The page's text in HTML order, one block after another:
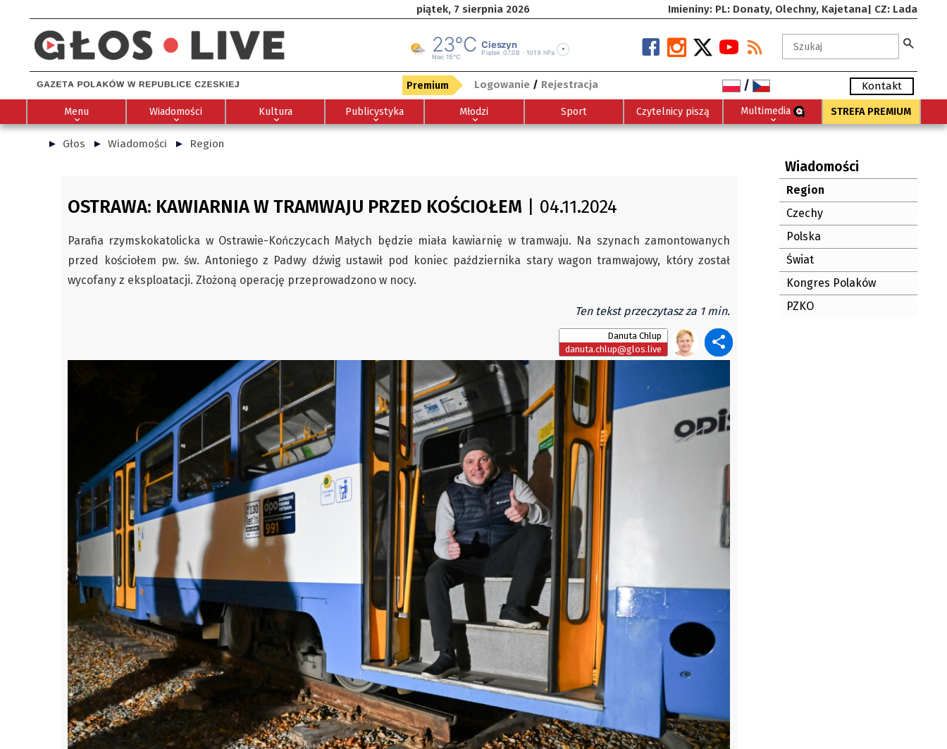
piątek, 7 sierpnia 2026 Imieniny: PL: Donaty, Olechny, Kajetana| CZ: Lada
Premium Logowanie / Rejestracja / Kontakt
Menu Wiadomości Kultura Publicystyka Młodzi Sport Czytelnicy piszą Multimedia STREFA PREMIUM
Głos Wiadomości Region
OSTRAWA: KAWIARNIA W TRAMWAJU PRZED KOŚCIOŁEM | 04.11.2024
Parafia rzymskokatolicka w Ostrawie-Kończycach Małych będzie miała kawiarnię w tramwaju. Na szynach zamontowanych
przed kościołem pw. św. Antoniego z Padwy dźwig ustawił pod koniec października stary wagon tramwajowy, który został
wycofany z eksploatacji. Złożoną operację przeprowadzono w nocy.
Ten tekst przeczytasz za 1 min.
Danuta Chlup
danuta.chlup@glos.live
Wiadomości
Region
Czechy
Polska
Świat
Kongres Polaków
PZKO